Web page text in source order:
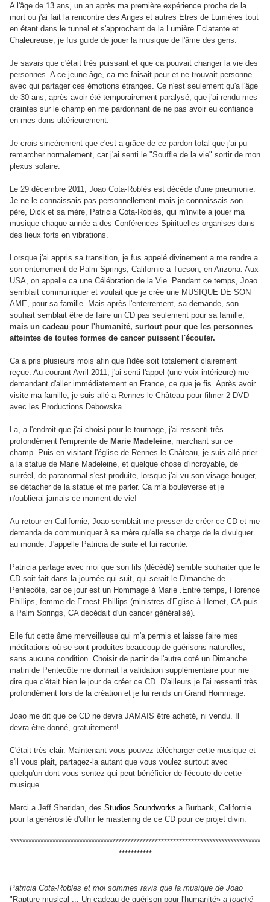
A l'âge de 13 ans, un an après ma première expérience proche de la
mort ou j'ai fait la rencontre des Anges et autres Etres de Lumières tout
en étant dans le tunnel et s'approchant de la Lumière Eclatante et
Chaleureuse, je fus guide de jouer la musique de l'âme des gens.
Je savais que c'était très puissant et que ca pouvait changer la vie des
personnes. A ce jeune âge, ca me faisait peur et ne trouvait personne
avec qui partager ces émotions étranges. Ce n'est seulement qu'a l'âge
de 30 ans, après avoir été temporairement paralysé, que j'ai rendu mes
craintes sur le champ en me pardonnant de ne pas avoir eu confiance
en mes dons ultérieurement.
Je crois sincèrement que c'est a grâce de ce pardon total que j'ai pu
remarcher normalement, car j'ai senti le "Souffle de la vie" sortir de mon
plexus solaire.
Le 29 décembre 2011, Joao Cota-Roblès est décède d'une pneumonie.
Je ne le connaissais pas personnellement mais je connaissais son
père, Dick et sa mère, Patricia Cota-Roblès, qui m'invite a jouer ma
musique chaque année a des Conférences Spirituelles organises dans
des lieux forts en vibrations.
Lorsque j'ai appris sa transition, je fus appelé divinement a me rendre a
son enterrement de Palm Springs, Californie a Tucson, en Arizona. Aux
USA, on appelle ca une Célébration de la Vie. Pendant ce temps, Joao
semblait communiquer et voulait que je crée une MUSIQUE DE SON
AME, pour sa famille. Mais après l'enterrement, sa demande, son
souhait semblait être de faire un CD pas seulement pour sa famille,
mais un cadeau pour l'humanité, surtout pour que les personnes
atteintes de toutes formes de cancer puissent l'écouter.
Ca a pris plusieurs mois afin que l'idée soit totalement clairement
reçue. Au courant Avril 2011, j'ai senti l'appel (une voix intérieure) me
demandant d'aller immédiatement en France, ce que je fis. Après avoir
visite ma famille, je suis allé a Rennes le Château pour filmer 2 DVD
avec les Productions Debowska.
La, a l'endroit que j'ai choisi pour le tournage, j'ai ressenti très
profondément l'empreinte de Marie Madeleine, marchant sur ce
champ. Puis en visitant l'église de Rennes le Château, je suis allé prier
a la statue de Marie Madeleine, et quelque chose d'incroyable, de
surréel, de paranormal s'est produite, lorsque j'ai vu son visage bouger,
se détacher de la statue et me parler. Ca m'a bouleverse et je
n'oublierai jamais ce moment de vie!
Au retour en Californie, Joao semblait me presser de créer ce CD et me
demanda de communiquer à sa mère qu'elle se charge de le divulguer
au monde. J'appelle Patricia de suite et lui raconte.
Patricia partage avec moi que son fils (décédé) semble souhaiter que le
CD soit fait dans la journée qui suit, qui serait le Dimanche de
Pentecôte, car ce jour est un Hommage à Marie .Entre temps, Florence
Phillips, femme de Ernest Phillips (ministres d'Eglise à Hemet, CA puis
a Palm Springs, CA décédait d'un cancer généralisé).
Elle fut cette âme merveilleuse qui m'a permis et laisse faire mes
méditations où se sont produites beaucoup de guérisons naturelles,
sans aucune condition. Choisir de partir de l'autre coté un Dimanche
matin de Pentecôte me donnait la validation supplémentaire pour me
dire que c'était bien le jour de créer ce CD. D'ailleurs je l'ai ressenti très
profondément lors de la création et je lui rends un Grand Hommage.
Joao me dit que ce CD ne devra JAMAIS être acheté, ni vendu. Il
devra être donné, gratuitement!
C'était très clair. Maintenant vous pouvez télécharger cette musique et
s'il vous plait, partagez-la autant que vous voulez surtout avec
quelqu'un dont vous sentez qui peut bénéficier de l'écoute de cette
musique.
Merci a Jeff Sheridan, des Studios Soundworks a Burbank, Californie
pour la générosité d'offrir le mastering de ce CD pour ce projet divin.
***********************************************************************************
***********
Patricia Cota-Robles et moi sommes ravis que la musique de Joao
"Rapture musical ... Un cadeau de guérison pour l'humanité» a touché